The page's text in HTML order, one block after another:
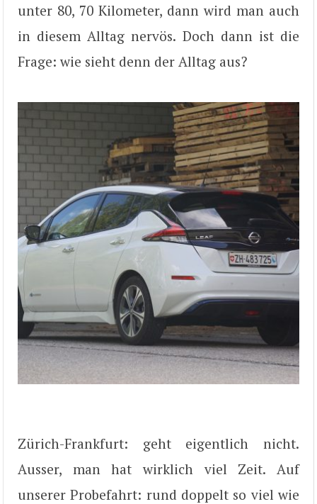
unter 80, 70 Kilometer, dann wird man auch
in diesem Alltag nervös. Doch dann ist die
Frage: wie sieht denn der Alltag aus?
Zürich-Frankfurt: geht eigentlich nicht.
Ausser, man hat wirklich viel Zeit. Auf
unserer Probefahrt: rund doppelt so viel wie